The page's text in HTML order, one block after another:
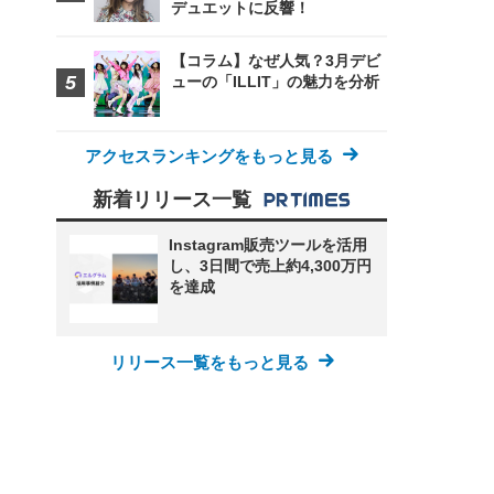
デュエットに反響！
【コラム】なぜ人気？3月デビ
ューの「ILLIT」の魅力を分析
アクセスランキングをもっと見る
新着リリース一覧
Instagram販売ツールを活用
し、3日間で売上約4,300万円
を達成
リリース一覧をもっと見る